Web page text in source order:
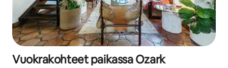
Vuokrakohteet paikassa Ozark